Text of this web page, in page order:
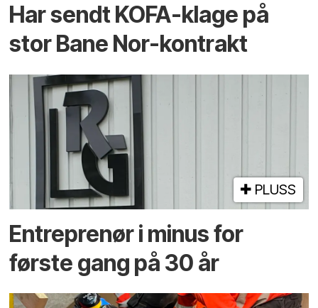
Har sendt KOFA-klage på
stor Bane Nor-kontrakt
PLUSS
Entreprenør i minus for
første gang på 30 år